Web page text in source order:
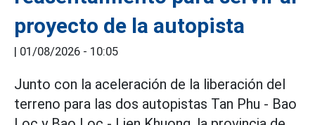
proyecto de la autopista
| 01/08/2026 - 10:05
Junto con la aceleración de la liberación del
terreno para las dos autopistas Tan Phu - Bao